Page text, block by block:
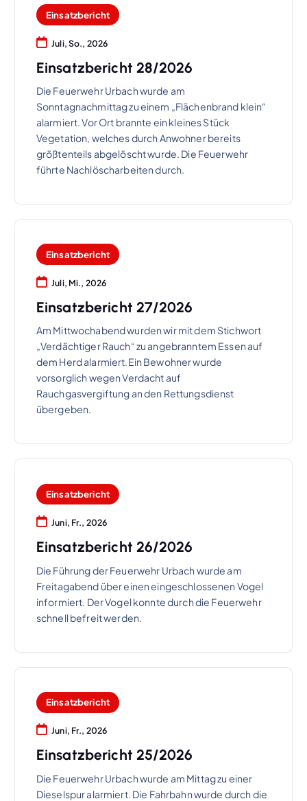
Einsatzbericht
Juli, So., 2026
Einsatzbericht 28/2026
Die Feuerwehr Urbach wurde am
Sonntagnachmittag zu einem „Flächenbrand klein“
alarmiert. Vor Ort brannte ein kleines Stück
Vegetation, welches durch Anwohner bereits
größtenteils abgelöscht wurde. Die Feuerwehr
führte Nachlöscharbeiten durch.
Einsatzbericht
Juli, Mi., 2026
Einsatzbericht 27/2026
Am Mittwochabend wurden wir mit dem Stichwort
„Verdächtiger Rauch“ zu angebranntem Essen auf
dem Herd alarmiert.Ein Bewohner wurde
vorsorglich wegen Verdacht auf
Rauchgasvergiftung an den Rettungsdienst
übergeben.
Einsatzbericht
Juni, Fr., 2026
Einsatzbericht 26/2026
Die Führung der Feuerwehr Urbach wurde am
Freitagabend über einen eingeschlossenen Vogel
informiert. Der Vogel konnte durch die Feuerwehr
schnell befreit werden.
Einsatzbericht
Juni, Fr., 2026
Einsatzbericht 25/2026
Die Feuerwehr Urbach wurde am Mittag zu einer
Dieselspur alarmiert. Die Fahrbahn wurde durch die